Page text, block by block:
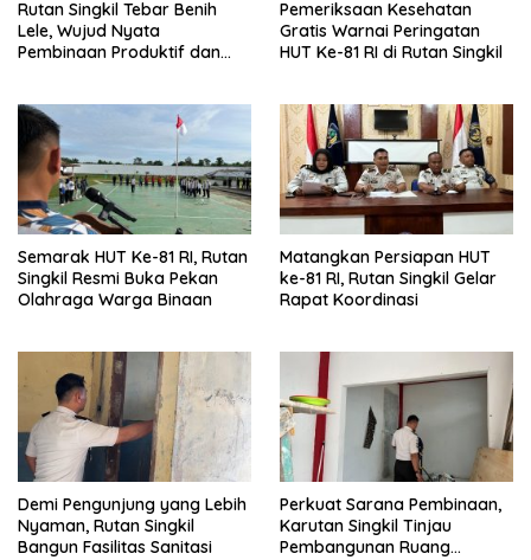
Rutan Singkil Tebar Benih
Lele, Wujud Nyata
Pembinaan Produktif dan
Pemeriksaan Kesehatan
Gratis Warnai Peringatan
HUT Ke-81 RI di Rutan Singkil
Semarak HUT Ke-81 RI, Rutan
Singkil Resmi Buka Pekan
Olahraga Warga Binaan
Matangkan Persiapan HUT
ke-81 RI, Rutan Singkil Gelar
Rapat Koordinasi
Demi Pengunjung yang Lebih
Nyaman, Rutan Singkil
Bangun Fasilitas Sanitasi
Perkuat Sarana Pembinaan,
Karutan Singkil Tinjau
Pembangunan Ruang